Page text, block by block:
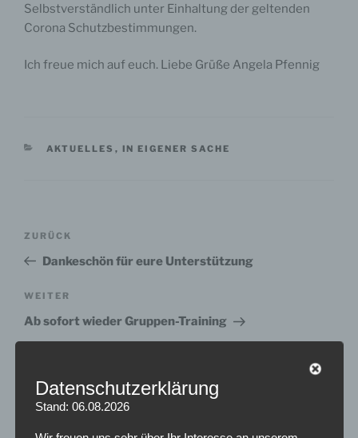
Selbstverständlich unter Einhaltung der geltenden
Corona Schutzbestimmungen.
Ich freue mich auf euch. Liebe Grüße Angela Pfennig
KATEGORIEN
AKTUELLES , IN EIGENER SACHE
Beitragsnavigation
Vorheriger
Beitrag
ZURÜCK
Dankeschön für eure Unterstützung
Nächster
Beitrag
WEITER
Ab sofort wieder Gruppen-Training
Suche
Datenschutzerklärung
Stand: 06.08.2026